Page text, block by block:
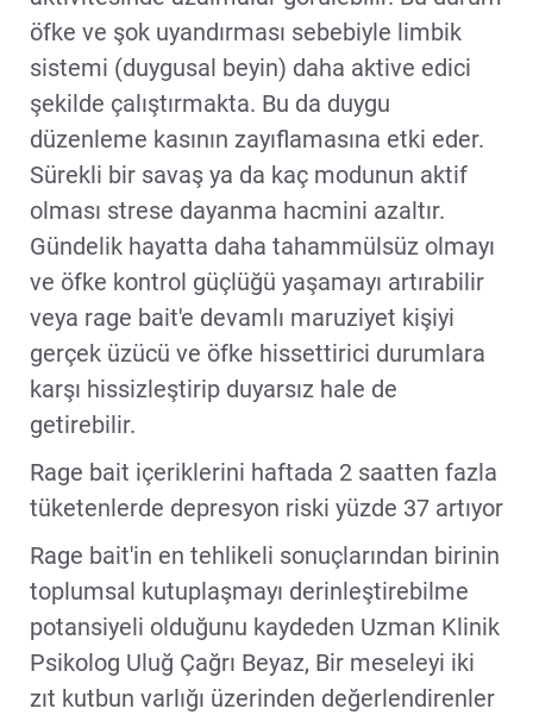
öfke ve şok uyandırması sebebiyle limbik
sistemi (duygusal beyin) daha aktive edici
şekilde çalıştırmakta. Bu da duygu
düzenleme kasının zayıflamasına etki eder.
Sürekli bir savaş ya da kaç modunun aktif
olması strese dayanma hacmini azaltır.
Gündelik hayatta daha tahammülsüz olmayı
ve öfke kontrol güçlüğü yaşamayı artırabilir
veya rage bait'e devamlı maruziyet kişiyi
gerçek üzücü ve öfke hissettirici durumlara
karşı hissizleştirip duyarsız hale de
getirebilir.
Rage bait içeriklerini haftada 2 saatten fazla
tüketenlerde depresyon riski yüzde 37 artıyor
Rage bait'in en tehlikeli sonuçlarından birinin
toplumsal kutuplaşmayı derinleştirebilme
potansiyeli olduğunu kaydeden Uzman Klinik
Psikolog Uluğ Çağrı Beyaz, Bir meseleyi iki
zıt kutbun varlığı üzerinden değerlendirenler